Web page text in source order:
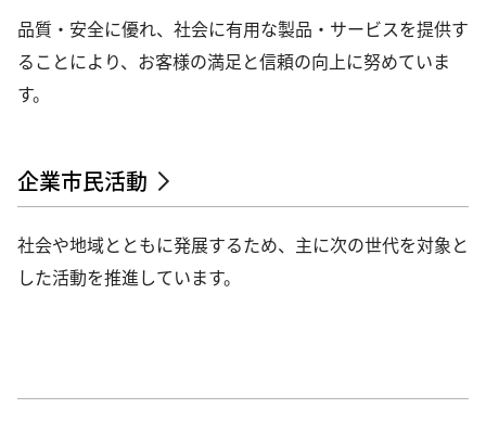
品質・安全に優れ、社会に有用な製品・サービスを提供す
ることにより、お客様の満足と信頼の向上に努めていま
す。
企業市民活動
社会や地域とともに発展するため、主に次の世代を対象と
した活動を推進しています。